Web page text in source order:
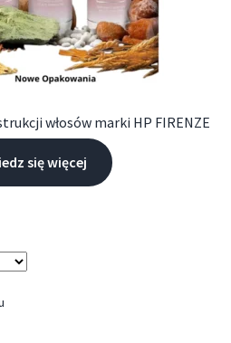
włosów marki HP FIRENZE
się więcej